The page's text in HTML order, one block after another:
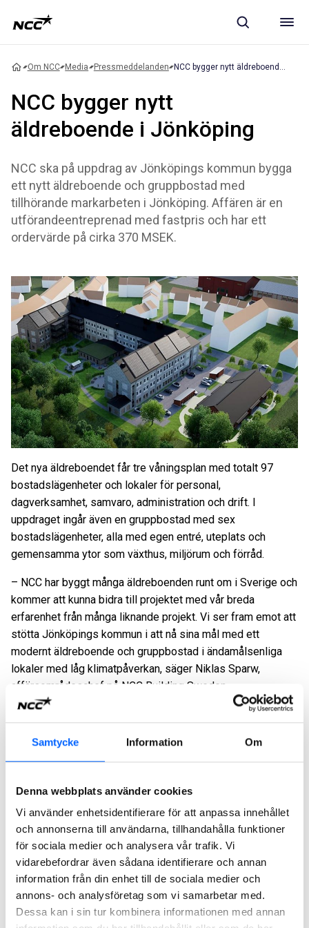
Samtycke Information Om
Denna webbplats använder cookies
Vi använder enhetsidentifierare för att anpassa innehållet
och annonserna till användarna, tillhandahålla funktioner
för sociala medier och analysera vår trafik. Vi
vidarebefordrar även sådana identifierare och annan
information från din enhet till de sociala medier och
annons- och analysföretag som vi samarbetar med.
Dessa kan i sin tur kombinera informationen med annan
Om NCC Media Pressmeddelanden
NCC bygger nytt
äldreboende i Jönköping
NCC ska på uppdrag av Jönköpings kommun bygga
ett nytt äldreboende och gruppbostad med
tillhörande markarbeten i Jönköping. Affären är en
utförandeentreprenad med fastpris och har ett
ordervärde på cirka 370 MSEK.
Det nya äldreboendet får tre våningsplan med totalt 97
bostadslägenheter och lokaler för personal,
dagverksamhet, samvaro, administration och drift. I
uppdraget ingår även en gruppbostad med sex
bostadslägenheter, alla med egen entré, uteplats och
gemensamma ytor som växthus, miljörum och förråd.
– NCC har byggt många äldreboenden runt om i Sverige och
kommer att kunna bidra till projektet med vår breda
erfarenhet från många liknande projekt. Vi ser fram emot att
stötta Jönköpings kommun i att nå sina mål med ett
modernt äldreboende och gruppbostad i ändamålsenliga
lokaler med låg klimatpåverkan, säger Niklas Sparw,
affärsområdeschef på NCC Building Sweden.
Totalt ska närmare 20 000 kvadratmeter byggas inom
med en trästomme av korslimträ och med tillhörande
väderskydd.
Projektet påbörjas i tredje kvartalet 2025 och beräknas vara
klart hösten 2028. Affären har ett ordervärde på cirka 370
MSEK som orderregistreras i affärsområde NCC Building
Sweden under tredje kvartalet 2025.
För ytterligare information, vänligen kontakta:
Andreas Saltin, affärschef NCC Building Sweden Sydost,
andreas.saltin@ncc.se